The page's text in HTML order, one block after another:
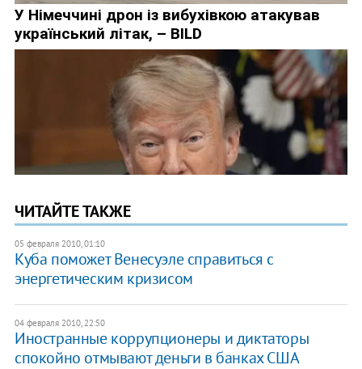
ЧИТАЙТЕ ТАКЖЕ
05 февраля 2010, 01:10
Куба поможет Венесуэле справиться с
энергетическим кризисом
04 февраля 2010, 22:50
Иностранные коррупционеры и диктаторы
спокойно отмывают деньги в банках США